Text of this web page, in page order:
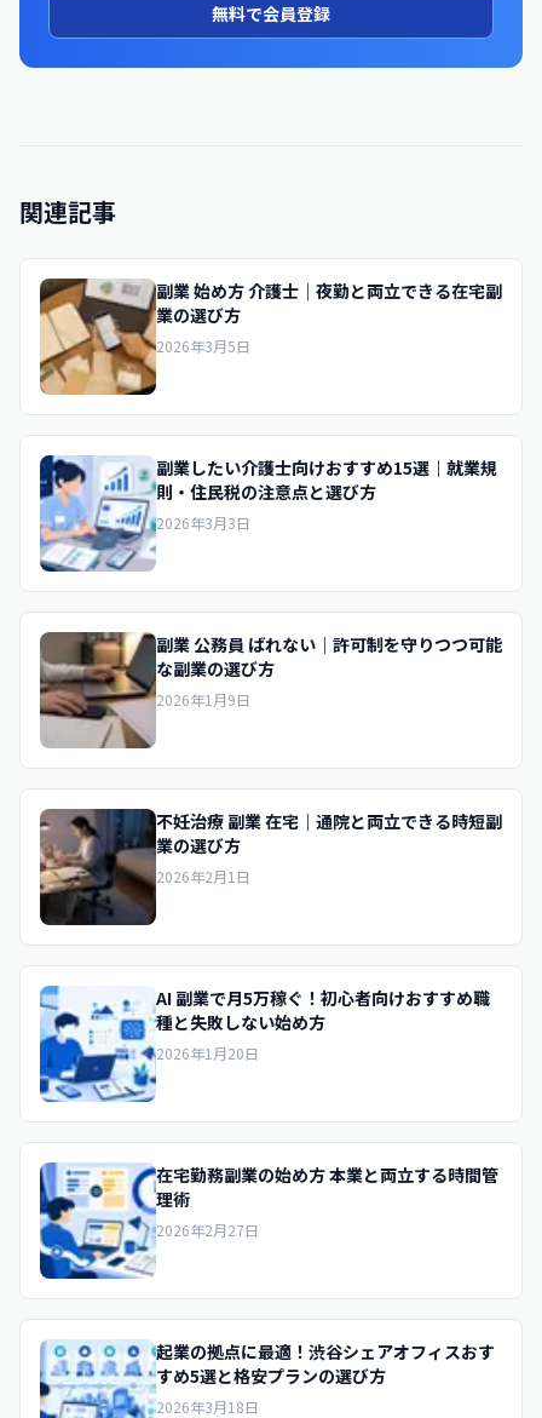
無料で会員登録
関連記事
副業 始め方 介護士｜夜勤と両立できる在宅副
業の選び方
2026年3月5日
副業したい介護士向けおすすめ15選｜就業規
則・住民税の注意点と選び方
2026年3月3日
副業 公務員 ばれない｜許可制を守りつつ可能
な副業の選び方
2026年1月9日
不妊治療 副業 在宅｜通院と両立できる時短副
業の選び方
2026年2月1日
AI 副業で月5万稼ぐ！初心者向けおすすめ職
種と失敗しない始め方
2026年1月20日
在宅勤務副業の始め方 本業と両立する時間管
理術
2026年2月27日
起業の拠点に最適！渋谷シェアオフィスおす
すめ5選と格安プランの選び方
2026年3月18日